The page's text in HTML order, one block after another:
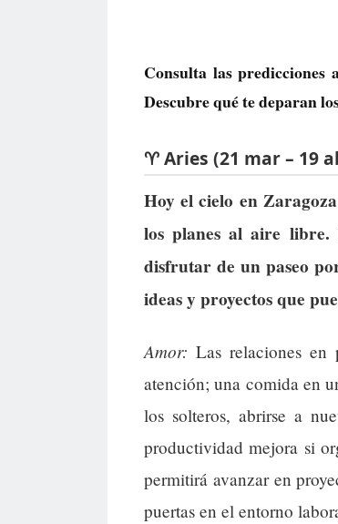
Consulta las predicciones
Descubre qué te deparan
♈ Aries (21 mar – 19
Hoy el cielo en
los planes al aire
disfrutar de un paseo
ideas y proyectos que
Amor: Las relaciones en
atención; una comida en
los solteros, abrirse a
productividad mejora si
permitirá avanzar en
puertas en el entorno